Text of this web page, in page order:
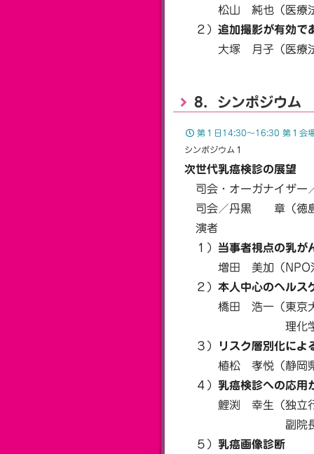
松山 純也（医療法
２） 追加撮影が有効で
大塚 月子（医療法人
8．シンポジウム
第１日14:30〜16:30 第１会
シンポジウム１
次世代乳癌検診の展望
司会・オーガナイザ
司会／丹黒 章（徳島
演者
１） 当事者視点の乳が
増田 美加（NPO法
２） 本人中心のヘルス
橋田 浩一（東京大
理化学研究所 革
３）
リスク層別化によ
植松 孝悦（静岡県
４） 乳癌検診への応用
鯉渕 幸生（独立行
副院長／乳腺
５） 乳癌画像診断